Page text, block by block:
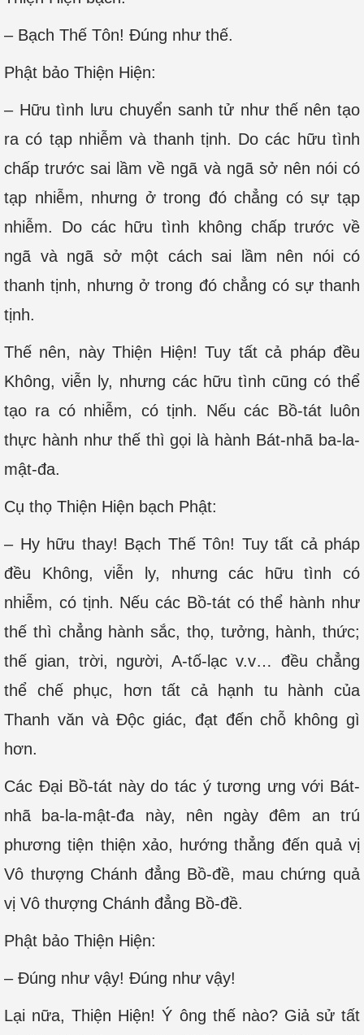
– Bạch Thế Tôn! Đúng như thế.
Phật bảo Thiện Hiện:
– Hữu tình lưu chuyển sanh tử như thế nên tạo
ra có tạp nhiễm và thanh tịnh. Do các hữu tình
chấp trước sai lầm về ngã và ngã sở nên nói có
tạp nhiễm, nhưng ở trong đó chẳng có sự tạp
nhiễm. Do các hữu tình không chấp trước về
ngã và ngã sở một cách sai lầm nên nói có
thanh tịnh, nhưng ở trong đó chẳng có sự thanh
tịnh.
Thế nên, này Thiện Hiện! Tuy tất cả pháp đều
Không, viễn ly, nhưng các hữu tình cũng có thể
tạo ra có nhiễm, có tịnh. Nếu các Bồ-tát luôn
thực hành như thế thì gọi là hành Bát-nhã ba-la-
mật-đa.
Cụ thọ Thiện Hiện bạch Phật:
– Hy hữu thay! Bạch Thế Tôn! Tuy tất cả pháp
đều Không, viễn ly, nhưng các hữu tình có
nhiễm, có tịnh. Nếu các Bồ-tát có thể hành như
thế thì chẳng hành sắc, thọ, tưởng, hành, thức;
thế gian, trời, người, A-tố-lạc v.v… đều chẳng
thể chế phục, hơn tất cả hạnh tu hành của
Thanh văn và Độc giác, đạt đến chỗ không gì
hơn.
Các Đại Bồ-tát này do tác ý tương ưng với Bát-
nhã ba-la-mật-đa này, nên ngày đêm an trú
phương tiện thiện xảo, hướng thẳng đến quả vị
Vô thượng Chánh đẳng Bồ-đề, mau chứng quả
vị Vô thượng Chánh đẳng Bồ-đề.
Phật bảo Thiện Hiện:
– Đúng như vậy! Đúng như vậy!
Lại nữa, Thiện Hiện! Ý ông thế nào? Giả sử tất